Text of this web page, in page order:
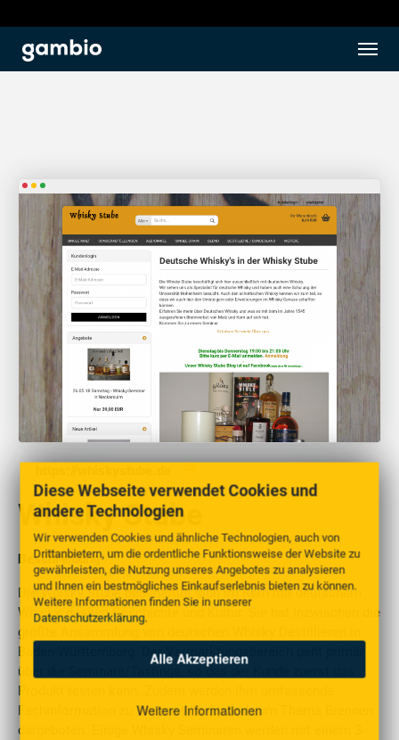
Diese Webseite verwendet Cookies und
andere Technologien
Wir verwenden Cookies und ähnliche Technologien, auch von
Drittanbietern, um die ordentliche Funktionsweise der Website zu
gewährleisten, die Nutzung unseres Angebotes zu analysieren
und Ihnen ein bestmögliches Einkaufserlebnis bieten zu können.
Weitere Informationen finden Sie in unserer
Datenschutzerklärung.
Alle Akzeptieren
Weitere Informationen
Whisky Stube
Beschreibung
Die Whisky Stube beschäftigt sich im Kern mit deutschem
Whisky, dessen Geschichte und Kultur. Sie hat inzwischen die
größte Ansammlung von deutschen Whisky Destillieren in
Baden-Württemberg. Der Vermarktungsbereich geht primär
über die Seminare/Tastings, so das der Kunde zuerst das
Produkt testen kann. Zudem werden Ihm umfassende
Fachinformation zu Thema Whisky und zum Thema Brennen
dargeboten. Einige Whisky Seminaren werden mit einem 3-